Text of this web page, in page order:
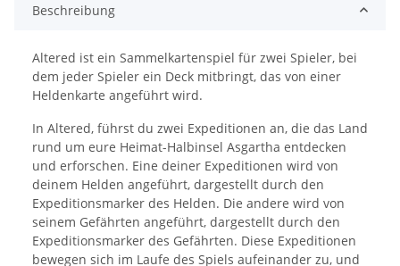
Beschreibung
Altered ist ein Sammelkartenspiel für zwei Spieler, bei
dem jeder Spieler ein Deck mitbringt, das von einer
Heldenkarte angeführt wird.
In Altered, führst du zwei Expeditionen an, die das Land
rund um eure Heimat-Halbinsel Asgartha entdecken
und erforschen. Eine deiner Expeditionen wird von
deinem Helden angeführt, dargestellt durch den
Expeditionsmarker des Helden. Die andere wird von
seinem Gefährten angeführt, dargestellt durch den
Expeditionsmarker des Gefährten. Diese Expeditionen
bewegen sich im Laufe des Spiels aufeinander zu, und